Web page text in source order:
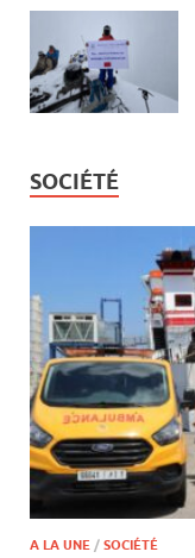
SOCIÉTÉ
A LA UNE / SOCIÉTÉ